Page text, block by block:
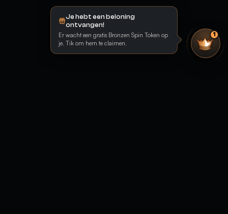
Je hebt een beloning
ontvangen!
Er wacht een gratis Bronzen Spin Token op
je. Tik om hem te claimen.
1